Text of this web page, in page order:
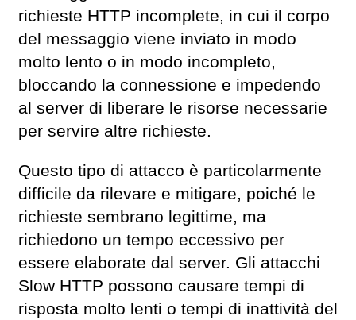
richieste HTTP incomplete, in cui il corpo
del messaggio viene inviato in modo
molto lento o in modo incompleto,
bloccando la connessione e impedendo
al server di liberare le risorse necessarie
per servire altre richieste.
Questo tipo di attacco è particolarmente
difficile da rilevare e mitigare, poiché le
richieste sembrano legittime, ma
richiedono un tempo eccessivo per
essere elaborate dal server. Gli attacchi
Slow HTTP possono causare tempi di
risposta molto lenti o tempi di inattività del